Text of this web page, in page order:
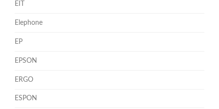
EIT
Elephone
EP
EPSON
ERGO
ESPON